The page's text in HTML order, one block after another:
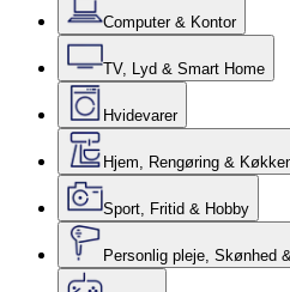
Computer & Kontor
TV, Lyd & Smart Home
Hvidevarer
Hjem, Rengøring &
Sport, Fritid & Hobby
Personlig pleje, Skønhed